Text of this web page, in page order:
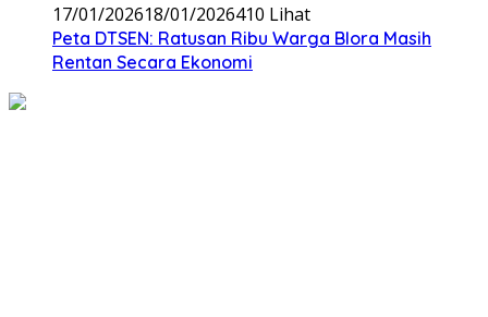
17/01/202618/01/2026410 Lihat
‎Peta DTSEN: Ratusan Ribu Warga Blora Masih
Rentan Secara Ekonomi